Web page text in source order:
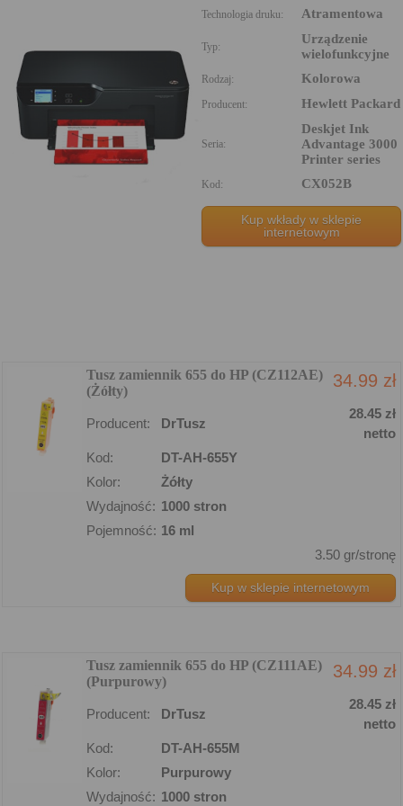
Technologia druku: Atramentowa
Typ:
Urządzenie
wielofunkcyjne
Rodzaj: Kolorowa
Producent: Hewlett Packard
Seria:
Deskjet Ink
Advantage 3000
Printer series
Kod: CX052B
Kup wkłady w sklepie
internetowym
Tusz zamiennik 655 do HP (CZ112AE)
(Żółty)
34.99 zł
Producent: DrTusz
28.45 zł
netto
Kod:
DT-AH-655Y
Kolor:
Żółty
Wydajność: 1000 stron
Pojemność: 16 ml
3.50 gr/stronę
Kup w sklepie internetowym
Tusz zamiennik 655 do HP (CZ111AE)
(Purpurowy)
34.99 zł
Producent: DrTusz
28.45 zł
netto
Kod:
DT-AH-655M
Kolor:
Purpurowy
Wydajność: 1000 stron